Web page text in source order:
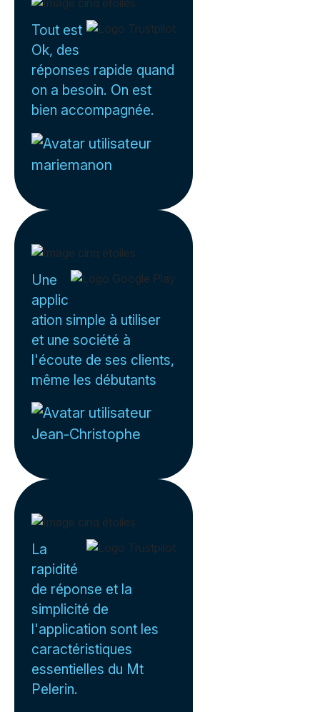
Tout est
Ok, des
réponses rapide quand
on a besoin. On est
bien accompagnée.
mariemanon
Une
applic
ation simple à utiliser
et une société à
l'écoute de ses clients,
même les débutants
Jean-Christophe
La
rapidité
de réponse et la
simplicité de
l'application sont les
caractéristiques
essentielles du Mt
Pelerin.